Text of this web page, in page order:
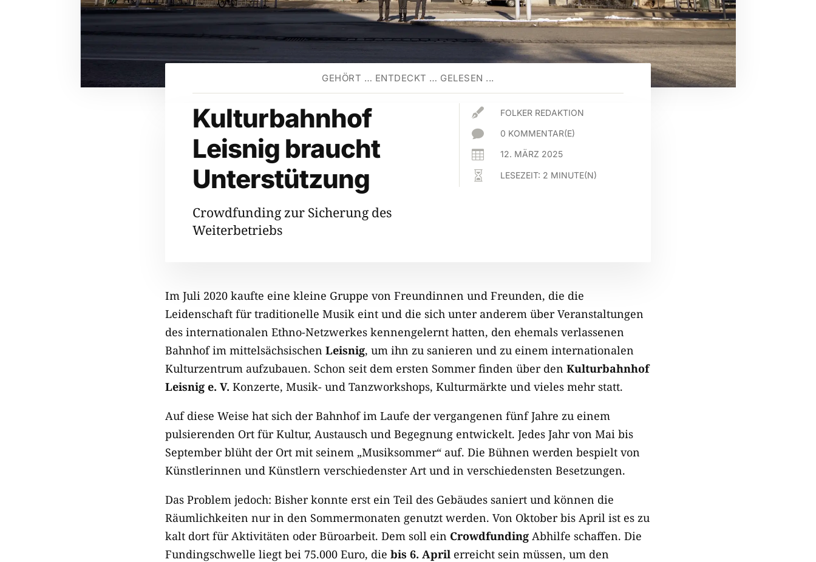
GEHÖRT … ENTDECKT … GELESEN ...
Kulturbahnhof
Leisnig braucht
Unterstützung
Crowdfunding zur Sicherung des
Weiterbetriebs
 FOLKER REDAKTION
 0 KOMMENTAR(E)
 12. MÄRZ 2025
 LESEZEIT: 2 MINUTE(N)
Im Juli 2020 kaufte eine kleine Gruppe von Freundinnen und Freunden, die die
Leidenschaft für traditionelle Musik eint und die sich unter anderem über Veranstaltungen
des internationalen Ethno-Netzwerkes kennengelernt hatten, den ehemals verlassenen
Bahnhof im mittelsächsischen Leisnig, um ihn zu sanieren und zu einem internationalen
Kulturzentrum aufzubauen. Schon seit dem ersten Sommer finden über den Kulturbahnhof
Leisnig e. V. Konzerte, Musik- und Tanzworkshops, Kulturmärkte und vieles mehr statt.
Auf diese Weise hat sich der Bahnhof im Laufe der vergangenen fünf Jahre zu einem
pulsierenden Ort für Kultur, Austausch und Begegnung entwickelt. Jedes Jahr von Mai bis
September blüht der Ort mit seinem „Musiksommer“ auf. Die Bühnen werden bespielt von
Künstlerinnen und Künstlern verschiedenster Art und in verschiedensten Besetzungen.
Das Problem jedoch: Bisher konnte erst ein Teil des Gebäudes saniert und können die
Räumlichkeiten nur in den Sommermonaten genutzt werden. Von Oktober bis April ist es zu
kalt dort für Aktivitäten oder Büroarbeit. Dem soll ein Crowdfunding Abhilfe schaffen. Die
Fundingschwelle liegt bei 75.000 Euro, die bis 6. April erreicht sein müssen, um den